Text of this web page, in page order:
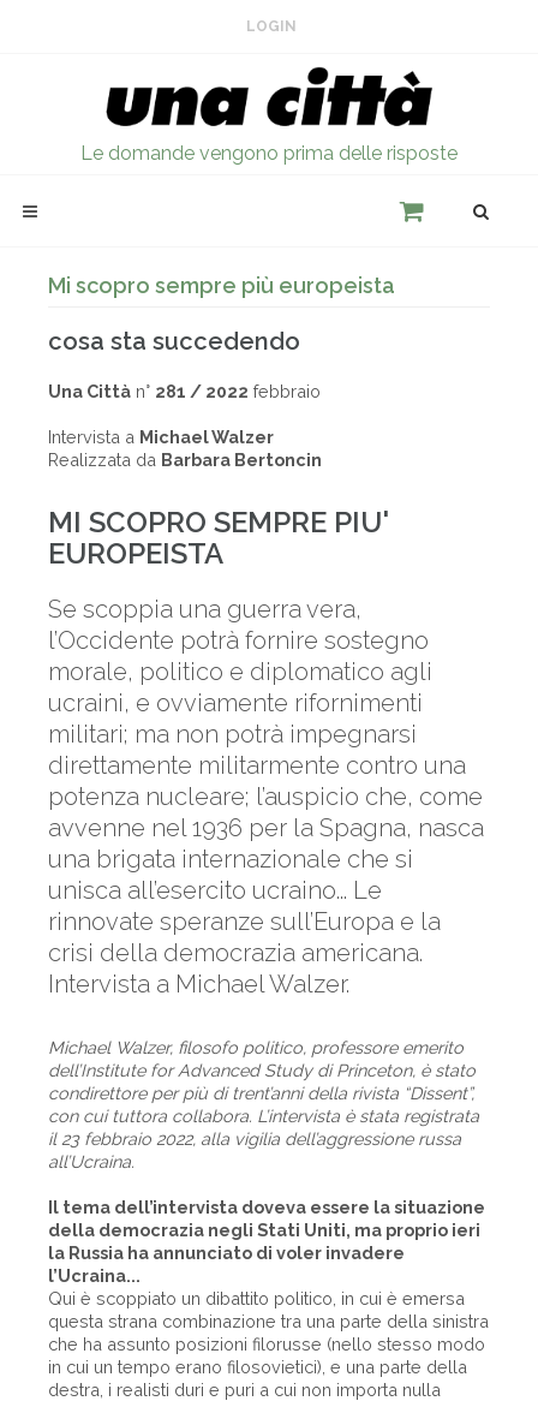
LOGIN
Le domande vengono prima delle risposte
Mi scopro sempre più europeista
cosa sta succedendo
Una Città n° 281 / 2022 febbraio
Intervista a Michael Walzer
Realizzata da Barbara Bertoncin
MI SCOPRO SEMPRE PIU'
EUROPEISTA
Se scoppia una guerra vera,
l’Occidente potrà fornire sostegno
morale, politico e diplomatico agli
ucraini, e ovviamente rifornimenti
militari; ma non potrà impegnarsi
direttamente militarmente contro una
potenza nucleare; l’auspicio che, come
avvenne nel 1936 per la Spagna, nasca
una brigata internazionale che si
unisca all’esercito ucraino... Le
rinnovate speranze sull’Europa e la
crisi della democrazia americana.
Intervista a Michael Walzer.
Michael Walzer, filosofo politico, professore emerito
dell’Institute for Advanced Study di Princeton, è stato
condirettore per più di trent’anni della rivista “Dissent”,
con cui tuttora collabora. L’intervista è stata registrata
il 23 febbraio 2022, alla vigilia dell’aggressione russa
all’Ucraina.
Il tema dell’intervista doveva essere la situazione
della democrazia negli Stati Uniti, ma proprio ieri
la Russia ha annunciato di voler invadere
l’Ucraina...
Qui è scoppiato un dibattito politico, in cui è emersa
questa strana combinazione tra una parte della sinistra
che ha assunto posizioni filorusse (nello stesso modo
in cui un tempo erano filosovietici), e una parte della
destra, i realisti duri e puri a cui non importa nulla